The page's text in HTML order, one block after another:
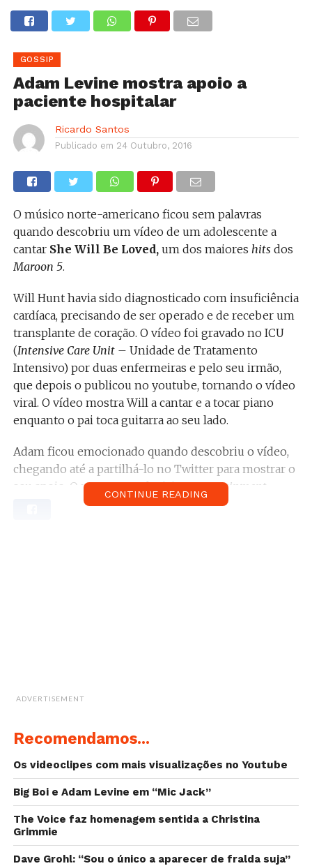
GOSSIP
Adam Levine mostra apoio a
paciente hospitalar
Ricardo Santos
Publicado em 24 Outubro, 2016
O músico norte-americano ficou sem palavras
quando descobriu um vídeo de um adolescente a
cantar She Will Be Loved,um dos maiores hits dos
Maroon 5.
Will Hunt havia sido diagnosticado com insuficiência
cardíaca, precisando de ser operado e de receber um
transplante de coração. O vídeo foi gravado no ICU
(Intensive Care Unit– Unidade de Tratamento
Intensivo) por duas enfermeiras e pelo seu irmão,
que depois o publicou no youtube, tornando o vídeo
viral. O vídeo mostra Will a cantar e a tocar piano
enquanto o pai toca guitarra ao seu lado.
Adam ficou emocionado quando descobriu o vídeo,
chegando até a partilhá-lo no Twitter para mostrar o
seu apoio. O programa televisivoEntertainment
chegou a entrevistar Will sobre o sucedido,
CONTINUE READING
ADVERTISEMENT
Recomendamos...
Os videoclipes com mais visualizações no Youtube
Big Boi e Adam Levine em “Mic Jack”
The Voice faz homenagem sentida a Christina
Grimmie
Dave Grohl: “Sou o único a aparecer de fralda suja”